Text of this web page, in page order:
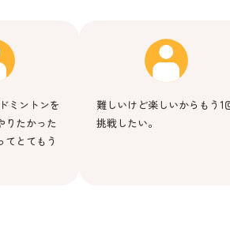
ミントンを
りたかった
てとてもう
難しいけど楽しいからもう1
挑戦したい。